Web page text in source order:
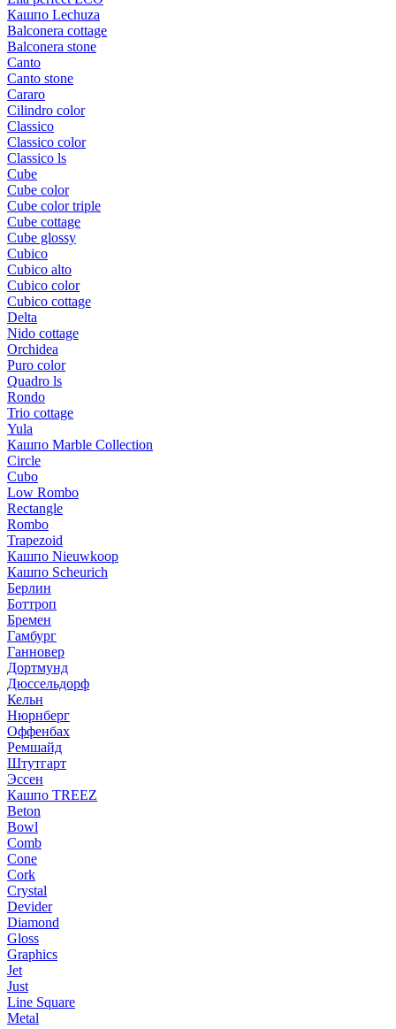
Кашпо Lechuza
Balconera cottage
Balconera stone
Canto
Canto stone
Cararo
Cilindro color
Classico
Classico color
Classico ls
Cube
Cube color
Cube color triple
Cube cottage
Cube glossy
Cubico
Cubico alto
Cubico color
Cubico cottage
Delta
Nido cottage
Orchidea
Puro color
Quadro ls
Rondo
Trio cottage
Yula
Кашпо Marble Collection
Circle
Cubo
Low Rombo
Rectangle
Rombo
Trapezoid
Кашпо Nieuwkoop
Кашпо Scheurich
Берлин
Боттроп
Бремен
Гамбург
Ганновер
Дортмунд
Дюссельдорф
Кельн
Нюрнберг
Оффенбах
Ремшайд
Штутгарт
Эссен
Кашпо TREEZ
Beton
Bowl
Comb
Cone
Cork
Crystal
Devider
Diamond
Gloss
Graphics
Jet
Just
Line Square
Metal